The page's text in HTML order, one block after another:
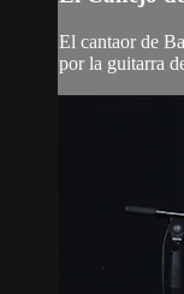
El cantaor de
por la guitarra